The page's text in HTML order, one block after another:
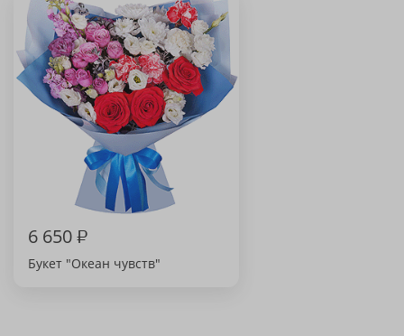
6 650₽
Букет "Океан чувств"